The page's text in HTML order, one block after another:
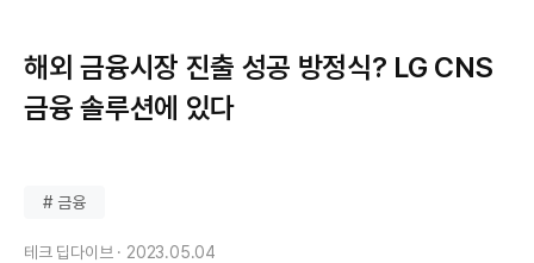
해외 금융시장 진출 성공 방정식? LG CNS
금융 솔루션에 있다
# 금융
테크 딥다이브 · 2023.05.04